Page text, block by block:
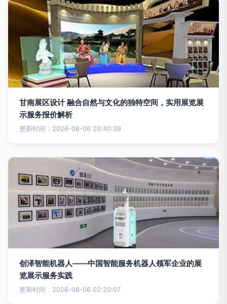
甘南展区设计 融合自然与文化的独特空间，实用展览展
示服务报价解析
更新时间：2026-08-06 20:40:39
创泽智能机器人——中国智能服务机器人领军企业的展
览展示服务实践
更新时间：2026-08-06 02:20:07